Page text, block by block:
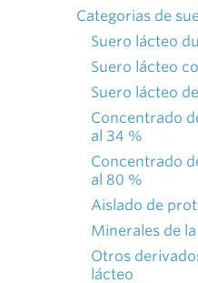
Categorias de
Suero lácteo
Suero lácteo
Suero lácteo
Concentrado
al 34 %
Concentrado
al 80 %
Aislado de
Minerales de
Otros
lácteo